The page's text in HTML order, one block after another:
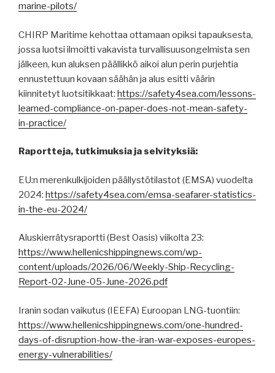
marine-pilots/
CHIRP Maritime kehottaa ottamaan opiksi tapauksesta,
jossa luotsi ilmoitti vakavista turvallisuusongelmista sen
jälkeen, kun aluksen päällikkö aikoi alun perin purjehtia
ennustettuun kovaan säähän ja alus esitti väärin
kiinnitetyt luotsitikkaat: https://safety4sea.com/lessons-
learned-compliance-on-paper-does-not-mean-safety-
in-practice/
Raportteja, tutkimuksia ja selvityksiä:
EU:n merenkulkijoiden päällystötilastot (EMSA) vuodelta
2024: https://safety4sea.com/emsa-seafarer-statistics-
in-the-eu-2024/
Aluskierrätysraportti (Best Oasis) viikolta 23:
https://www.hellenicshippingnews.com/wp-
content/uploads/2026/06/Weekly-Ship-Recycling-
Report-02-June-05-June-2026.pdf
Iranin sodan vaikutus (IEEFA) Euroopan LNG-tuontiin:
https://www.hellenicshippingnews.com/one-hundred-
days-of-disruption-how-the-iran-war-exposes-europes-
energy-vulnerabilities/